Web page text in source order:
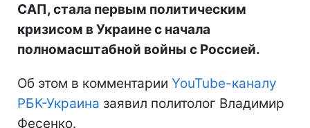
САП, стала первым политическим
кризисом в Украине с начала
полномасштабной войны с Россией.
Об этом в комментарии YouTube-каналу
РБК-Украина заявил политолог Владимир
Фесенко.